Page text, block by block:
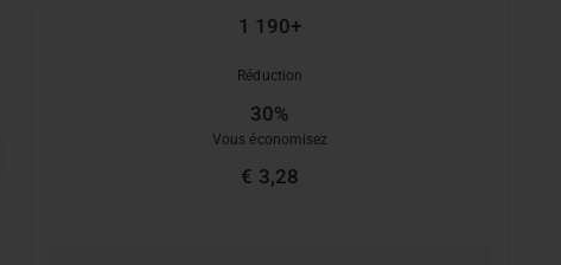
1 190+
Réduction
30%
Vous économisez
€ 3,28